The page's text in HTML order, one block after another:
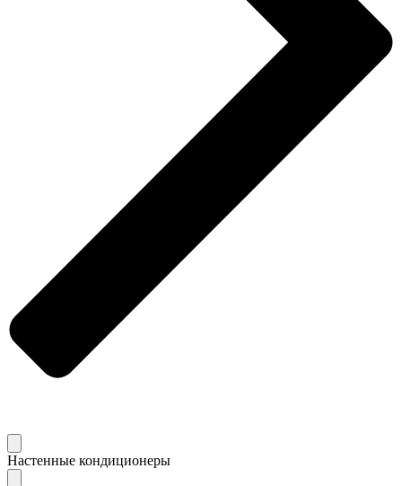
Настенные кондиционеры